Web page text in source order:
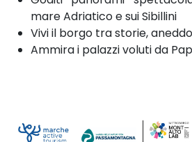
mare Adriatico e sui Sibillini
Vivi il borgo tra storie,
Ammira i palazzi voluti da